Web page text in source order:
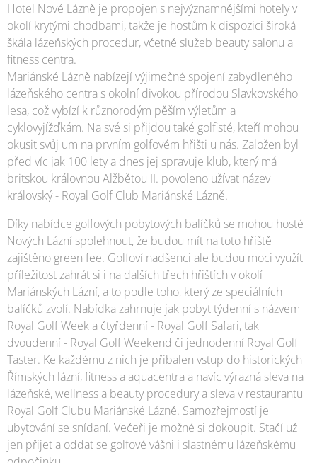
Hotel Nové Lázně je propojen s nejvýznamnějšími hotely v
okolí krytými chodbami, takže je hostům k dispozici široká
škála lázeňských procedur, včetně služeb beauty salonu a
fitness centra.
Mariánské Lázně nabízejí výjimečné spojení zabydleného
lázeňského centra s okolní divokou přírodou Slavkovského
lesa, což vybízí k různorodým pěším výletům a
cyklovyjížďkám. Na své si přijdou také golfisté, kteří mohou
okusit svůj um na prvním golfovém hřišti u nás. Založen byl
před víc jak 100 lety a dnes jej spravuje klub, který má
britskou královnou Alžbětou II. povoleno užívat název
královský - Royal Golf Club Mariánské Lázně.
Díky nabídce golfových pobytových balíčků se mohou hosté
Nových Lázní spolehnout, že budou mít na toto hřiště
zajištěno green fee. Golfoví nadšenci ale budou moci využít
příležitost zahrát si i na dalších třech hřištích v okolí
Mariánských Lázní, a to podle toho, který ze speciálních
balíčků zvolí. Nabídka zahrnuje jak pobyt týdenní s názvem
Royal Golf Week a čtyřdenní - Royal Golf Safari, tak
dvoudenní - Royal Golf Weekend či jednodenní Royal Golf
Taster. Ke každému z nich je přibalen vstup do historických
Římských lázní, fitness a aquacentra a navíc výrazná sleva na
lázeňské, wellness a beauty procedury a sleva v restaurantu
Royal Golf Clubu Mariánské Lázně. Samozřejmostí je
ubytování se snídaní. Večeři je možné si dokoupit. Stačí už
jen přijet a oddat se golfové vášni i slastnému lázeňskému